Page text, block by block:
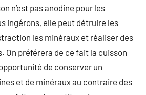
n’est pas anodine pour les
ingérons, elle peut détruire les
les minéraux et réaliser des
On préférera de ce fait la cuisson
de conserver un
et de minéraux au contraire des